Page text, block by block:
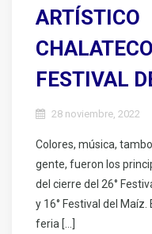
ARTÍSTICO
FESTIVAL
28 noviembre, 2022
Colores, música,
gente, fueron los
del cierre del 26°
y 16° Festival del Maíz.
feria […]